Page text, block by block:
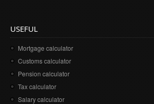
USEFUL
Mortgage calculator
Customs calculator
Pension calculator
Tax calculator
Salary calculator